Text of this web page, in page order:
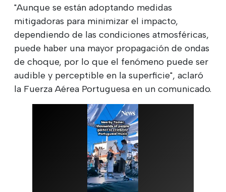
"Aunque se están adoptando medidas
mitigadoras para minimizar el impacto,
dependiendo de las condiciones atmosféricas,
puede haber una mayor propagación de ondas
de choque, por lo que el fenómeno puede ser
audible y perceptible en la superficie", aclaró
la Fuerza Aérea Portuguesa en un comunicado.